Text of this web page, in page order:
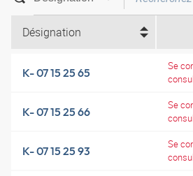
Désignation
K- 07 15 25 65
Se
K- 07 15 25 66
Se
K- 07 15 25 93
Se